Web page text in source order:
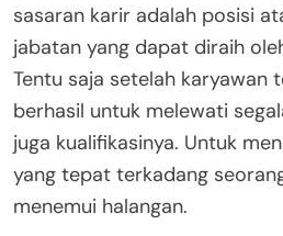
sasaran karir adalah posisi
jabatan yang dapat diraih
Tentu saja setelah karyawan
berhasil untuk melewati
juga kualifikasinya. Untuk
yang tepat terkadang
menemui halangan.